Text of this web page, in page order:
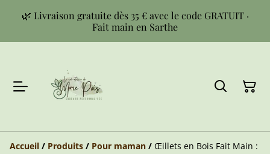
🌿 Livraison gratuite dès 35 € avec le code GRATUIT ·
Fait main en Sarthe
Accueil / Produits / Pour maman / Œillets en Bois Fait Main :